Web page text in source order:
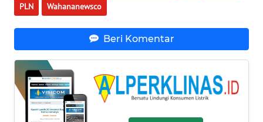
PLN Wahananewsco
Beri Komentar
WN
WN
KALSEL
WN
KALTIM